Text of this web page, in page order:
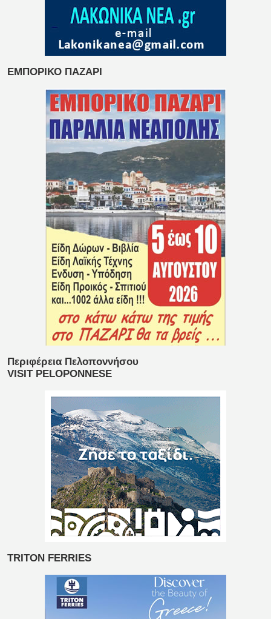
ΕΜΠΟΡΙΚΟ ΠΑΖΑΡΙ
Περιφέρεια Πελοποννήσου
VISIT PELOPONNESE
TRITON FERRIES